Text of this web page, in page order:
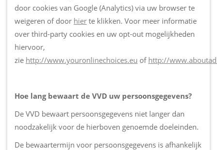
door cookies van Google (Analytics) via uw browser te
weigeren of door hier te klikken. Voor meer informatie
over third-party cookies en uw opt-out mogelijkheden
hiervoor,
zie http://www.youronlinechoices.eu of http://
Hoe lang bewaart de VVD uw persoonsgegevens?
De VVD bewaart persoonsgegevens niet langer dan
noodzakelijk voor de hierboven genoemde doeleinden.
De bewaartermijn voor persoonsgegevens is afhankelijk